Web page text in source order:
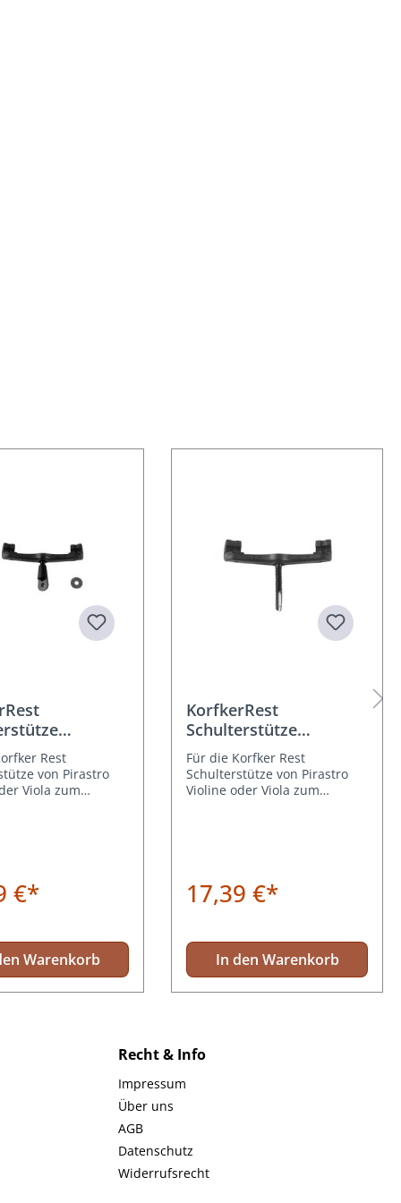
kurz
Rest
von Pirastro
Viola zum
€*
Warenkorb
KorfkerRest
Schulterstütze
Gummifuß lang einzeln
Für die Korfker Rest
Schulterstütze von Pirastro
Violine oder Viola zum
17,39 €*
In den Warenkorb
Recht & Info
Impressum
Über uns
AGB
Datenschutz
Widerrufsrecht